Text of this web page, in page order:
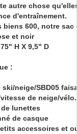
autre chose
d'entraînement.
600, notre sac
et noir
H X 9,5" D
:
neige/SBD05
de neige/vélo.
de lunettes
de casque
accessoires et